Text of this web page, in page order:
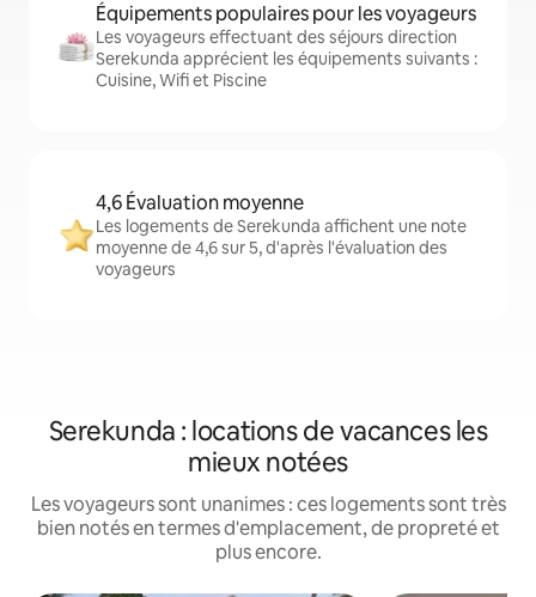
Équipements populaires pour les voyageurs
Les voyageurs effectuant des séjours direction
Serekunda apprécient les équipements suivants :
Cuisine, Wifi et Piscine
4,6 Évaluation moyenne
Les logements de Serekunda affichent une note
moyenne de 4,6 sur 5, d'après l'évaluation des
voyageurs
Serekunda : locations de vacances les
mieux notées
Les voyageurs sont unanimes : ces logements sont très
bien notés en termes d'emplacement, de propreté et
plus encore.